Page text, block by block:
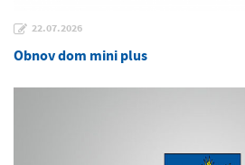
22.07.2026
Obnov dom mini plus